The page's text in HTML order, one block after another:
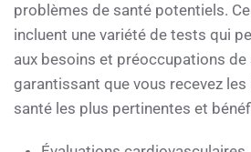
problèmes de santé potentiels.
incluent une variété de tests qui
aux besoins et préoccupations de
garantissant que vous recevez
santé les plus pertinentes et